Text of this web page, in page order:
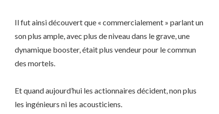
Il fut ainsi découvert que « commercialement » parlant un
son plus ample, avec plus de niveau dans le grave, une
dynamique booster, était plus vendeur pour le commun
des mortels.
Et quand aujourd’hui les actionnaires décident, non plus
les ingénieurs ni les acousticiens.